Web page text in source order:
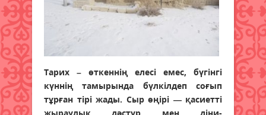
Тарих – өткеннің елесі емес, бүгінгі
күннің тамырында бүлкілдеп соғып
тұрған тірі жады. Сыр өңірі — қасиетті